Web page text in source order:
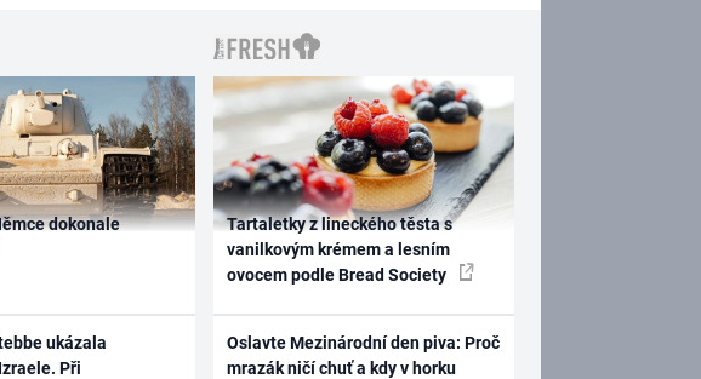
dokonale
ukázala
Při
Tartaletky z lineckého těsta s
vanilkovým krémem a lesním
ovocem podle Bread Society
Oslavte Mezinárodní den piva: Proč
mrazák ničí chuť a kdy v horku